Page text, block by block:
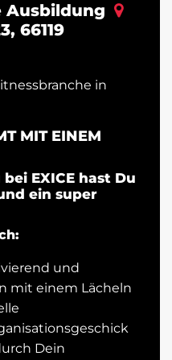
Ausbildung
, 66119
in
MIT EINEM
EXICE hast Du
ein super
und
mit einem Lächeln
Dein